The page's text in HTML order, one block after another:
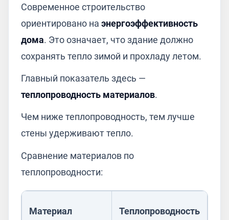
Современное строительство
ориентировано на энергоэффективность
дома. Это означает, что здание должно
сохранять тепло зимой и прохладу летом.
Главный показатель здесь —
теплопроводность материалов.
Чем ниже теплопроводность, тем лучше
стены удерживают тепло.
Сравнение материалов по
теплопроводности:
Материал Теплопроводность